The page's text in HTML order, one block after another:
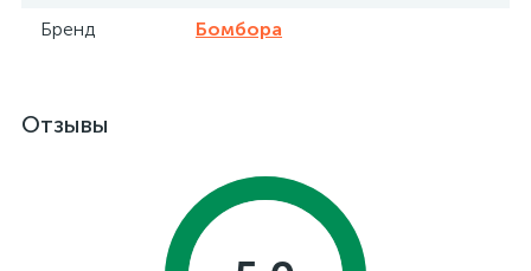
Бренд
Бомбора
Отзывы